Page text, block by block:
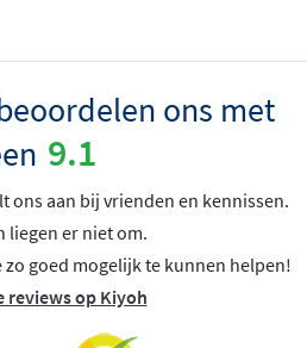
ons met
9.1
ons aan bij vrienden en kennissen.
liegen er niet om.
zo goed mogelijk te kunnen helpen!
reviews op Kiyoh